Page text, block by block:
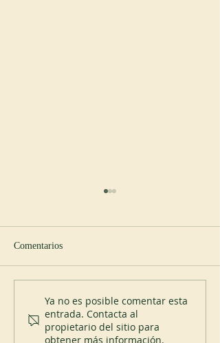
Comentarios
Ya no es posible comentar esta
entrada. Contacta al
propietario del sitio para
obtener más información.